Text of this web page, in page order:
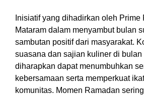
Inisiatif yang dihadirkan oleh Prime
Mataram dalam menyambut bulan
sambutan positif dari masyarakat.
suasana dan sajian kuliner di
diharapkan dapat menumbuhkan
kebersamaan serta memperkuat
komunitas. Momen Ramadan